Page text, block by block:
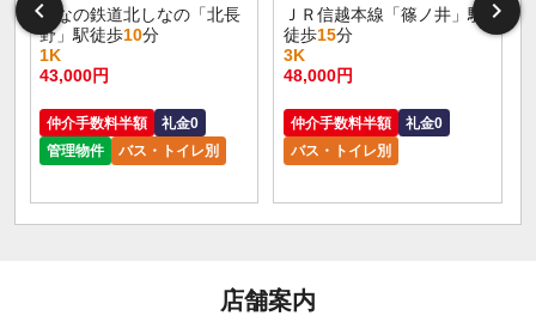
しなの鉄道北しなの「北長
野」駅徒歩10分
1K
43,000円
仲介手数料半額
礼金0
管理物件
バス・トイレ別
ＪＲ信越本線「篠ノ井」駅
徒歩15分
3K
48,000円
仲介手数料半額
礼金0
バス・トイレ別
店舗案内